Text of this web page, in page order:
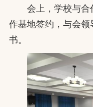
会上，学校与合
作基地签约， 与会领
书。